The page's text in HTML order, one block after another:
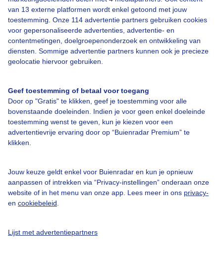
van 13 externe platformen wordt enkel getoond met jouw
toestemming. Onze 114 advertentie partners gebruiken cookies
voor gepersonaliseerde advertenties, advertentie- en
contentmetingen, doelgroepenonderzoek en ontwikkeling van
diensten. Sommige advertentie partners kunnen ook je precieze
geolocatie hiervoor gebruiken.
Geef toestemming of betaal voor toegang
Door op "Gratis" te klikken, geef je toestemming voor alle
bovenstaande doeleinden. Indien je voor geen enkel doeleinde
toestemming wenst te geven, kun je kiezen voor een
advertentievrije ervaring door op “Buienradar Premium” te
klikken.
Jouw keuze geldt enkel voor Buienradar en kun je opnieuw
aanpassen of intrekken via “Privacy-instellingen” onderaan onze
website of in het menu van onze app. Lees meer in ons privacy-
en cookiebeleid
Lijst met advertentiepartners
Over Buienradar
Contact
Toegankelijkheid
Gebruikersvoorwaarden
Buienradar Team
Privacy beleid
Cookie beleid
Gratis weerdata